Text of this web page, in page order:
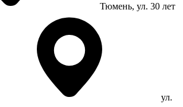
Тюмень, ул. 30 лет
ул.